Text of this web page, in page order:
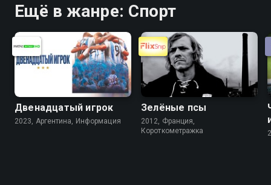
Ещё в жанре: Спорт
Двенадцатый игрок
2023, Аргентина, Информация
Зелёные псы
2012, Франция,
Короткометражка